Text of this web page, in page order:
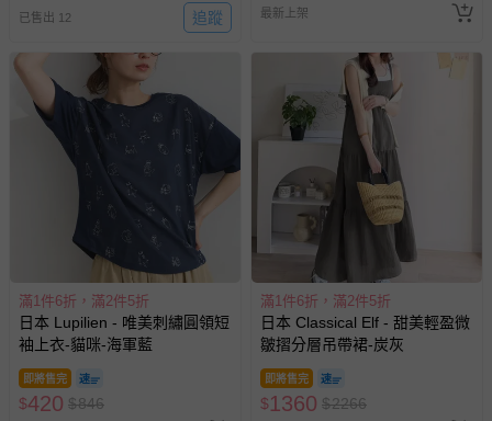
若您對於會員帳號、商品訂購與資訊、購物流程、付款方
問，你可詳見：
預購商品：預購為海外同步代購，遇缺貨即會通知媽咪並協
助取消退款事宜。
商品如因「價格、組合」等錯誤原因，導致無法安排出貨，
會主動以簡訊及mail通知訂單取消事宜，並將提供適當補
已售出 12 追蹤 最新上架
滿1件6折，滿2件5折
日本 Lupilien - 唯美刺繡圓領短
袖上衣-貓咪-海軍藍
即將售完
$420 $846
滿1件6折，滿2件5折
日本 Classical Elf - 甜美輕盈微
皺摺分層吊帶裙-炭灰
即將售完
$1360 $2266